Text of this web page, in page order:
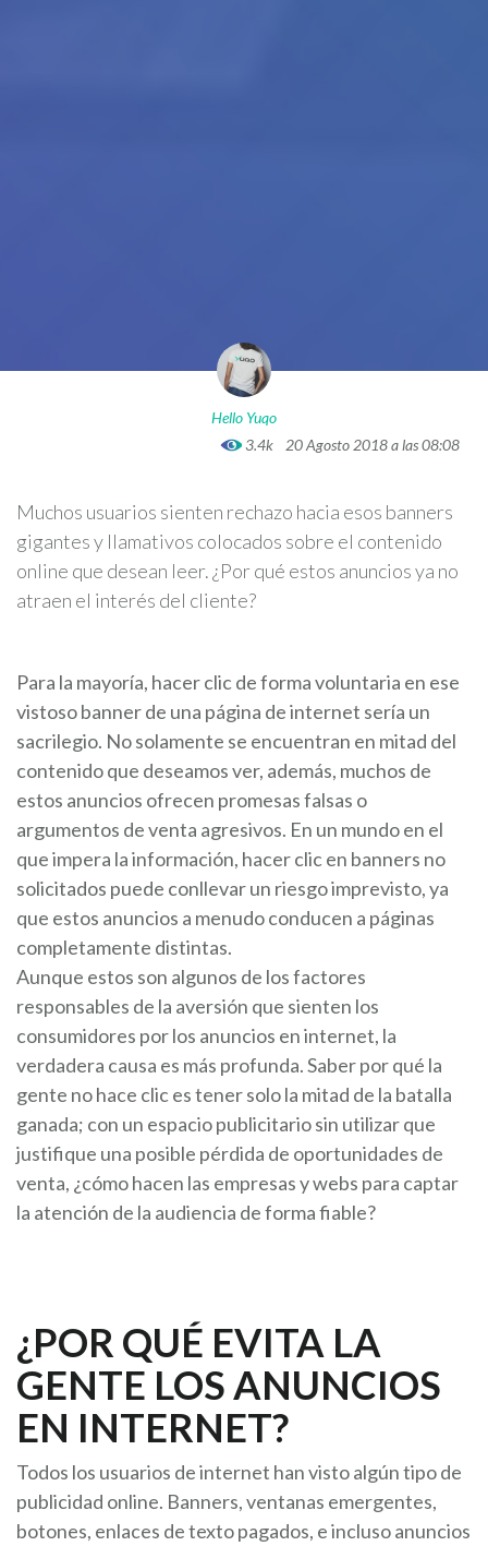
Hello Yuqo
3.4k
20 Agosto 2018 a las 08:08
Muchos usuarios sienten rechazo hacia esos banners
gigantes y llamativos colocados sobre el contenido
online que desean leer. ¿Por qué estos anuncios ya no
atraen el interés del cliente?
Para la mayoría, hacer clic de forma voluntaria en ese
vistoso banner de una página de internet sería un
sacrilegio. No solamente se encuentran en mitad del
contenido que deseamos ver, además, muchos de
estos anuncios ofrecen promesas falsas o
argumentos de venta agresivos. En un mundo en el
que impera la información, hacer clic en banners no
solicitados puede conllevar un riesgo imprevisto, ya
que estos anuncios a menudo conducen a páginas
completamente distintas.
Aunque estos son algunos de los factores
responsables de la aversión que sienten los
consumidores por los anuncios en internet, la
verdadera causa es más profunda. Saber por qué la
gente no hace clic es tener solo la mitad de la batalla
ganada; con un espacio publicitario sin utilizar que
justifique una posible pérdida de oportunidades de
venta, ¿cómo hacen las empresas y webs para captar
la atención de la audiencia de forma fiable?
¿POR QUÉ EVITA LA
GENTE LOS ANUNCIOS
EN INTERNET?
Todos los usuarios de internet han visto algún tipo de
publicidad online. Banners, ventanas emergentes,
botones, enlaces de texto pagados, e incluso anuncios